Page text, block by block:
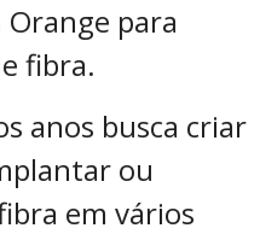
Orange para
fibra.
anos busca criar
ou
em vários